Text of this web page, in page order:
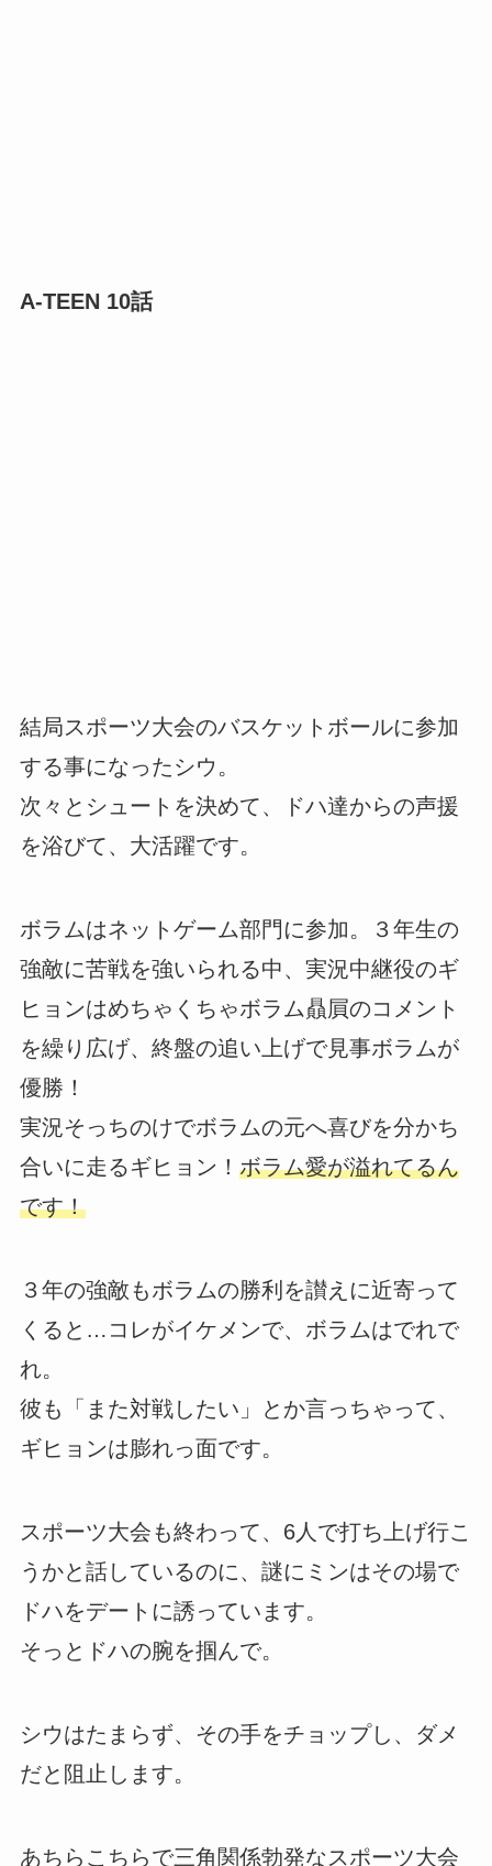
A-TEEN 10話
結局スポーツ大会のバスケットボールに参加
する事になったシウ。
次々とシュートを決めて、ドハ達からの声援
を浴びて、大活躍です。
ボラムはネットゲーム部門に参加。３年生の
強敵に苦戦を強いられる中、実況中継役のギ
ヒョンはめちゃくちゃボラム贔屓のコメント
を繰り広げ、終盤の追い上げで見事ボラムが
優勝！
実況そっちのけでボラムの元へ喜びを分かち
合いに走るギヒョン！ ボラム愛が溢れてるん
です！
３年の強敵もボラムの勝利を讃えに近寄って
くると…コレがイケメンで、ボラムはでれで
れ。
彼も「また対戦したい」とか言っちゃって、
ギヒョンは膨れっ面です。
スポーツ大会も終わって、6人で打ち上げ行こ
うかと話しているのに、謎にミンはその場で
ドハをデートに誘っています。
そっとドハの腕を掴んで。
シウはたまらず、その手をチョップし、ダメ
だと阻止します。
あちらこちらで三角関係勃発なスポーツ大会